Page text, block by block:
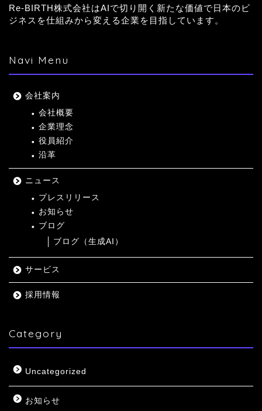
Re-BIRTH株式会社はAIで切り開く新たな価値で日本のビ
ジネスを仕組みから変える企業を目指しています。
Navi Menu
会社案内
会社概要
企業理念
役員紹介
沿革
ニュース
プレスリリース
お知らせ
ブログ
ブログ（生成AI）
サービス
採用情報
Category
Uncategorized
お知らせ